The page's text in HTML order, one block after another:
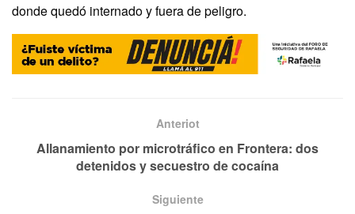
donde quedó internado y fuera de peligro.
Anteriot
Allanamiento por microtráfico en Frontera: dos
detenidos y secuestro de cocaína
Siguiente